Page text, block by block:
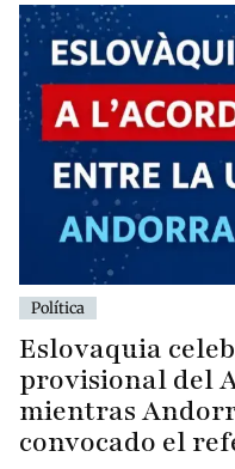
Política
Eslovaquia
provisional del
mientras
convocado el